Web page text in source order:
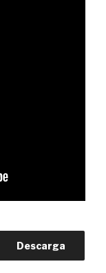
Descarga